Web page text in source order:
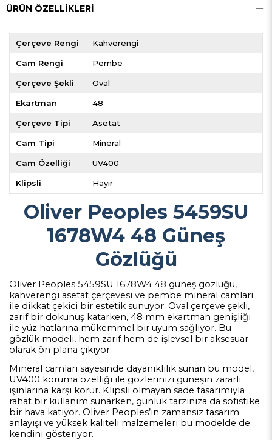
ÜRÜN ÖZELLIKLERI
Çerçeve Rengi Kahverengi
Cam Rengi Pembe
Çerçeve Şekli Oval
Ekartman 48
Çerçeve Tipi Asetat
Cam Tipi Mineral
Cam Özelliği UV400
Klipsli Hayır
Oliver Peoples 5459SU
1678W4 48 Güneş
Gözlüğü
Oliver Peoples 5459SU 1678W4 48 güneş gözlüğü,
kahverengi asetat çerçevesi ve pembe mineral camları
ile dikkat çekici bir estetik sunuyor. Oval çerçeve şekli,
zarif bir dokunuş katarken, 48 mm ekartman genişliği
ile yüz hatlarına mükemmel bir uyum sağlıyor. Bu
gözlük modeli, hem zarif hem de işlevsel bir aksesuar
olarak ön plana çıkıyor.
Mineral camları sayesinde dayanıklılık sunan bu model,
UV400 koruma özelliği ile gözlerinizi güneşin zararlı
ışınlarına karşı korur. Klipsli olmayan sade tasarımıyla
rahat bir kullanım sunarken, günlük tarzınıza da sofistike
bir hava katıyor. Oliver Peoples’ın zamansız tasarım
anlayışı ve yüksek kaliteli malzemeleri bu modelde de
kendini gösteriyor.